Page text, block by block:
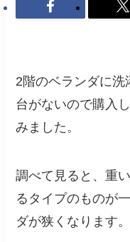
2階のベランダに洗
台がないので購入
みました。
調べて見ると、重
るタイプのものが
ダが狭くなります。